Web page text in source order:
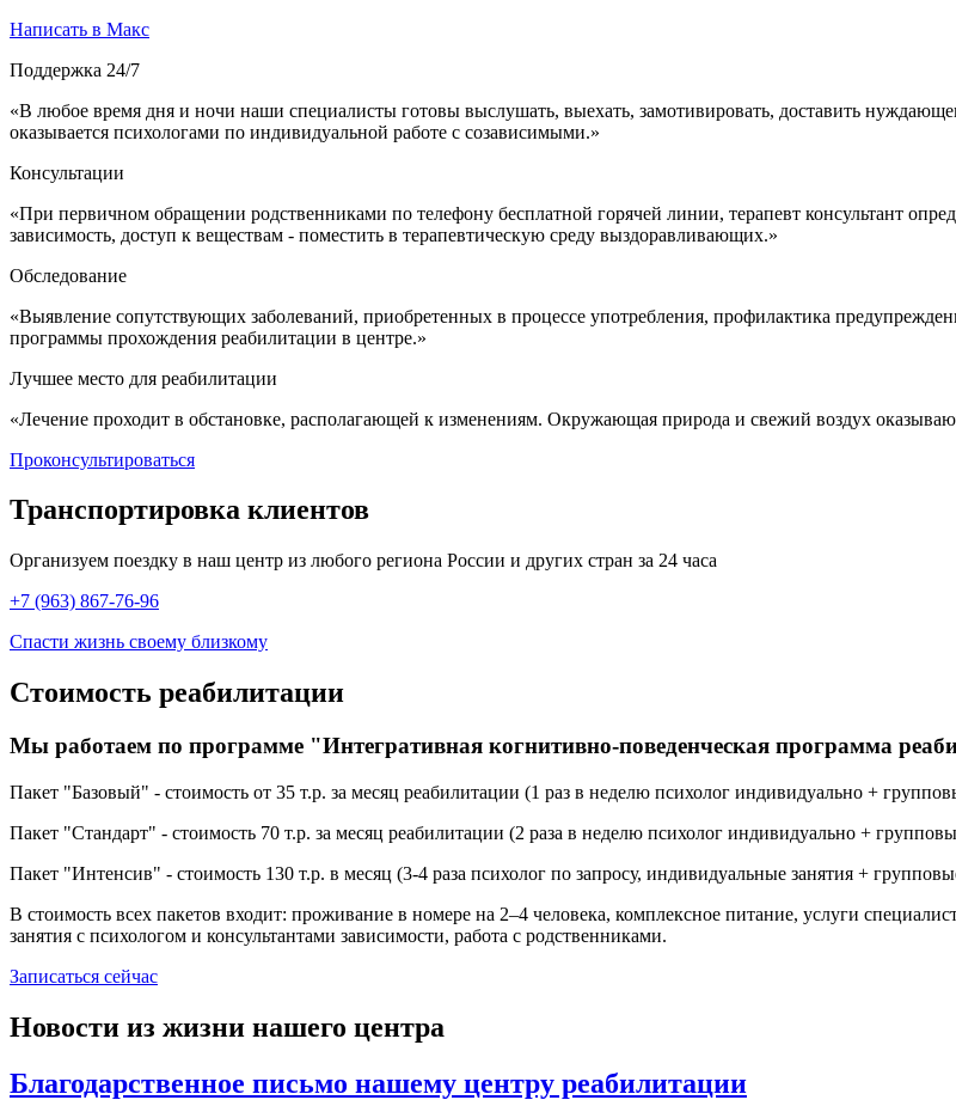
Написать в Макс
Поддержка 24/7
«В любое время дня и ночи наши специалисты готовы выслушать, выехать, замотивировать, доставить
оказывается психологами по индивидуальной работе с созависимыми.»
Консультации
«При первичном обращении родственниками по телефону бесплатной горячей линии, терапевт консультант
зависимость, доступ к веществам - поместить в терапевтическую среду выздоравливающих.»
Обследование
«Выявление сопутствующих заболеваний, приобретенных в процессе употребления, профилактика
программы прохождения реабилитации в центре.»
Лучшее место для реабилитации
«Лечение проходит в обстановке, располагающей к изменениям. Окружающая природа и свежий воздух
Проконсультироваться
Транспортировка клиентов
Организуем поездку в наш центр из любого региона России и других стран за 24 часа
+7 (963) 867-76-96
Спасти жизнь своему близкому
Стоимость реабилитации
Мы работаем по программе "Интегративная когнитивно-поведенческая программа
Пакет "Базовый" - стоимость от 35 т.р. за месяц реабилитации (1 раз в неделю психолог индивидуально +
Пакет "Стандарт" - стоимость 70 т.р. за месяц реабилитации (2 раза в неделю психолог индивидуально +
Пакет "Интенсив" - стоимость 130 т.р. в месяц (3-4 раза психолог по запросу, индивидуальные занятия +
В стоимость всех пакетов входит: проживание в номере на 2–4 человека, комплексное питание, услуги
занятия с психологом и консультантами зависимости, работа с родственниками.
Записаться сейчас
Новости из жизни нашего центра
Благодарственное письмо нашему центру реабилитации